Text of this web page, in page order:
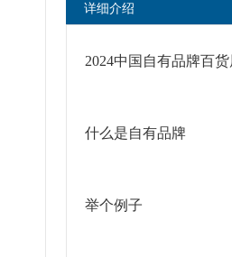
详细介绍
2024中国自有品牌百
什么是自有品牌
举个例子